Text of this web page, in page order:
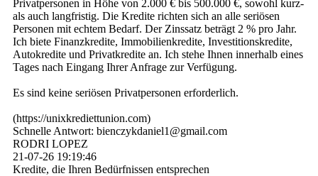
Privatpersonen in Höhe von 2.000 € bis 500.000 €, sowohl kurz-
als auch langfristig. Die Kredite richten sich an alle seriösen
Personen mit echtem Bedarf. Der Zinssatz beträgt 2 % pro Jahr.
Ich biete Finanzkredite, Immobilienkredite, Investitionskredite,
Autokredite und Privatkredite an. Ich stehe Ihnen innerhalb eines
Tages nach Eingang Ihrer Anfrage zur Verfügung.
Es sind keine seriösen Privatpersonen erforderlich.
(­https:­//­unixkrediettunion.­com)­
Schnelle Antwort: bienczykdaniel1@­gmail.­com
RODRI LOPEZ
21-07-26 19:19:46
Kredite, die Ihren Bedürfnissen entsprechen